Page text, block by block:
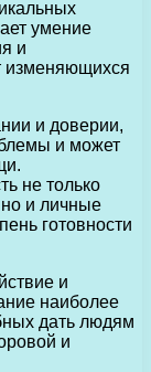
умение
и
изменяющихся
и доверии,
и может
не только
но и личные
готовности
и
наиболее
дать людям
и